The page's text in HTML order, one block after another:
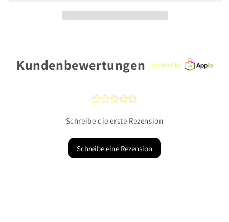
Kundenbewertungen Powered by
¤¤¤¤¤
Schreibe die erste Rezension
Schreibe eine Rezension